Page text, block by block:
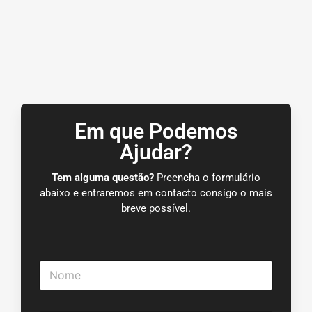
Em que Podemos
Ajudar?
Tem alguma questão? Preencha o formulário
abaixo e entraremos em contacto consigo o mais
breve possível.
N
m